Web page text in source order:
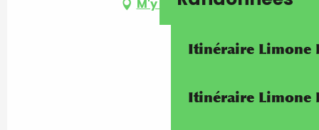
Itinéraire Limone
Itinéraire Limone
M'y rendre